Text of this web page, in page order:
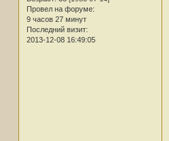
Провел на форуме:
9 часов 27 минут
Последний визит:
2013-12-08 16:49:05